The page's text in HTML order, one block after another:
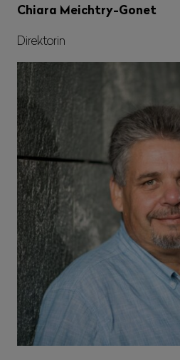
Chiara Meichtry-Gonet
Direktorin